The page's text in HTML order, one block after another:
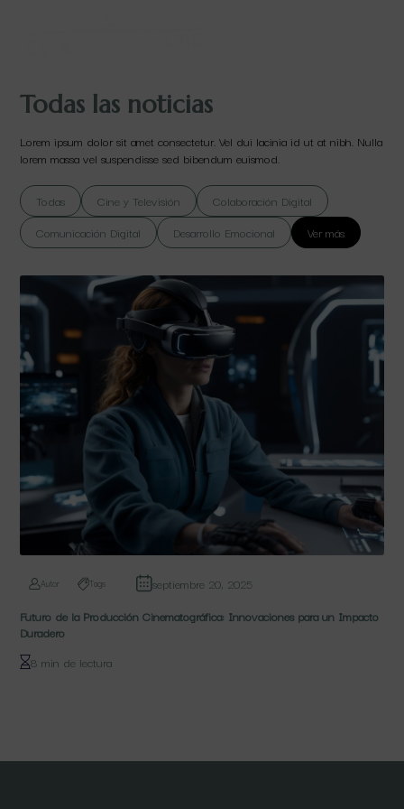
Todas las noticias
Lorem ipsum dolor sit amet consectetur. Vel dui lacinia id ut at nibh. Nulla
lorem massa vel suspendisse sed bibendum euismod.
Todas Cine y Televisión
Colaboración Digital
Comunicación Digital
Desarrollo Emocional Ver más
Autor Tags
septiembre 20, 2025
Futuro de la Producción Cinematográfica: Innovaciones para un Impacto
Duradero
8 min de lectura